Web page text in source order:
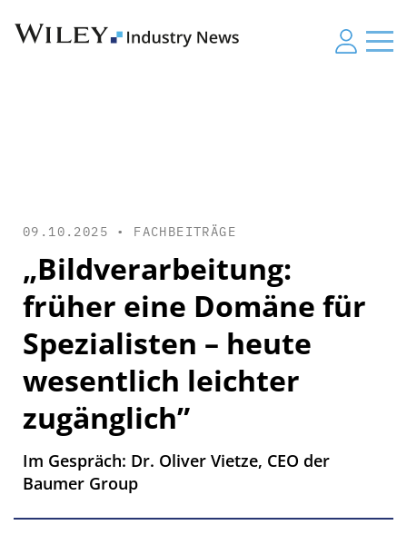
09.10.2025 • FACHBEITRÄGE
„Bildverarbeitung:
früher eine Domäne für
Spezialisten – heute
wesentlich leichter
zugänglich”
Im Gespräch: Dr. Oliver Vietze, CEO der
Baumer Group